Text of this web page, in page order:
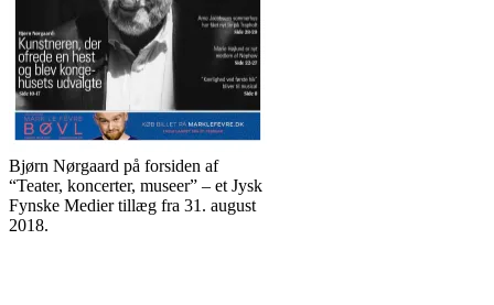
Bjørn Nørgaard på forsiden af
“Teater, koncerter, museer” – et Jysk
Fynske Medier tillæg fra 31. august
2018.